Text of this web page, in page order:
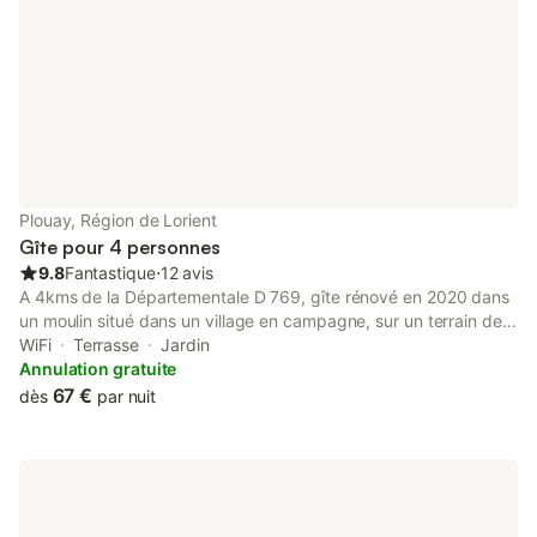
Plouay, Région de Lorient
Gîte pour 4 personnes
9.8Fantastique⋅12 avis
A 4kms de la Départementale D 769, gîte rénové en 2020 dans
un moulin situé dans un village en campagne, sur un terrain de
3000m2 longé par une rivière. Vous serez logés dans un moulin
très sécurisé. Riche d’un patrimoine naturel, la rivière le Crana
traverse le terrain pour se verser dans le Scorff. Pêche aux
WiFi Terrasse
Jardin
Annulation gratuite
dès 67 € par nuit